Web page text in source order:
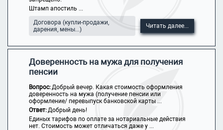
Штамп апостиль ...
Договора (купли-продажи,
дарения, мены...)
Читать далее...
Доверенность на мужа для получения
пенсии
Вопрос:Добрый вечер. Какая стоимость оформления
доверенность на мужа (получение пенсии или
оформление/ перевыпуск банковской карты ...
Ответ:Добрый день!
Единых тарифов по оплате за нотариальные действия
нет. Стоимость может отличаться даже у ...